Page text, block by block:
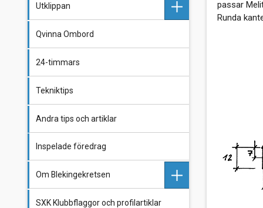
Blekingeskären
Utklippan
Utklippan
Utklippan historia
Utklippan - Senaste nytt
Stugvärd på Utklippan
Qvinna Ombord
24-timmars
Tekniktips
Andra tips och artiklar
Inspelade föredrag
Om Blekingekretsen
Styrelse och funktionärer
SXK Klubbflaggor och profilartiklar
passar
Runda